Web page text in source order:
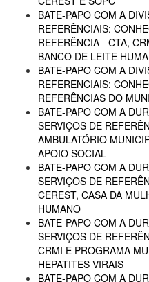
BATE-PAPO COM A
REFERÊNCIAIS:
REFERÊNCIA - CTA,
BANCO DE LEITE
BATE-PAPO COM A
REFERENCIAIS:
REFERÊNCIAS DO
BATE-PAPO COM A
SERVIÇOS DE
AMBULATÓRIO
APOIO SOCIAL
BATE-PAPO COM A
SERVIÇOS DE
CEREST, CASA DA
HUMANO
BATE-PAPO COM A
SERVIÇOS DE
CRMI E PROGRAMA
HEPATITES VIRAIS
BATE-PAPO COM A